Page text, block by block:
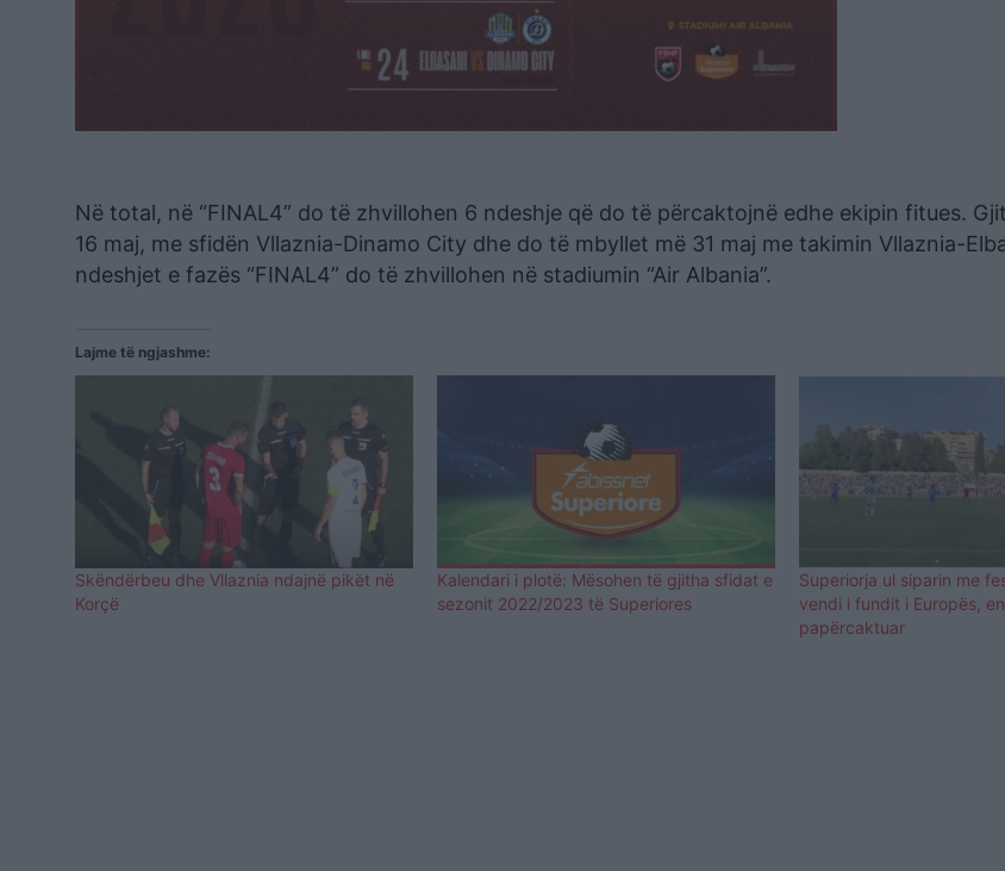
Në total, në “FINAL4” do të zhvillohen 6 ndeshje që do të përcaktojnë edhe ekipin fitues.
16 maj, me sfidën Vllaznia-Dinamo City dhe do të mbyllet më 31 maj me takimin Vllaznia-
ndeshjet e fazës “FINAL4” do të zhvillohen në stadiumin “Air Albania”.
Lajme të ngjashme:
Skëndërbeu dhe Vllaznia ndajnë pikët në
Korçë
Kalendari i plotë: Mësohen të gjitha sfidat e
sezonit 2022/2023 të Superiores
Superiorja ul siparin me
vendi i fundit i Europës,
papërcaktuar